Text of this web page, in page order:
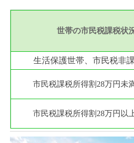
世帯の市民税課税状
生活保護世帯、市民税非
市民税課税所得割28万円未
市民税課税所得割28万円以